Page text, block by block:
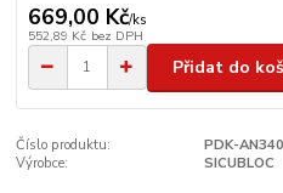
669,00 Kč/ks
552,89 Kč bez DPH
Přidat do
Číslo produktu:
PDK-AN340
Výrobce:
SICUBLOC